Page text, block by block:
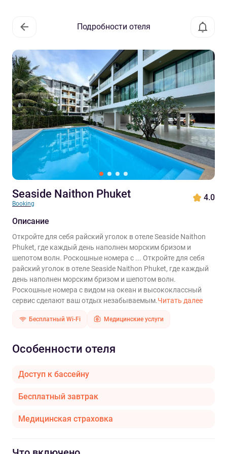
Подробности отеля
Seaside Naithon Phuket
Booking
4.0
Описание
Откройте для себя райский уголок в отеле Seaside Naithon
Phuket, где каждый день наполнен морским бризом и
шепотом волн. Роскошные номера с ... Откройте для себя
райский уголок в отеле Seaside Naithon Phuket, где каждый
день наполнен морским бризом и шепотом волн.
Роскошные номера с видом на океан и высококлассный
сервис сделают ваш отдых незабываемым.Читать далее
Бесплатный Wi-Fi Медицинские услуги
Особенности отеля
Доступ к бассейну
Бесплатный завтрак
Медицинская страховка